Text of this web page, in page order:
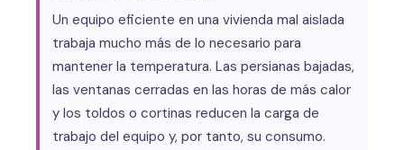
Un equipo eficiente en una vivienda mal aislada
trabaja mucho más de lo necesario para
mantener la temperatura. Las persianas bajadas,
las ventanas cerradas en las horas de más calor
y los toldos o cortinas reducen la carga de
trabajo del equipo y, por tanto, su consumo.